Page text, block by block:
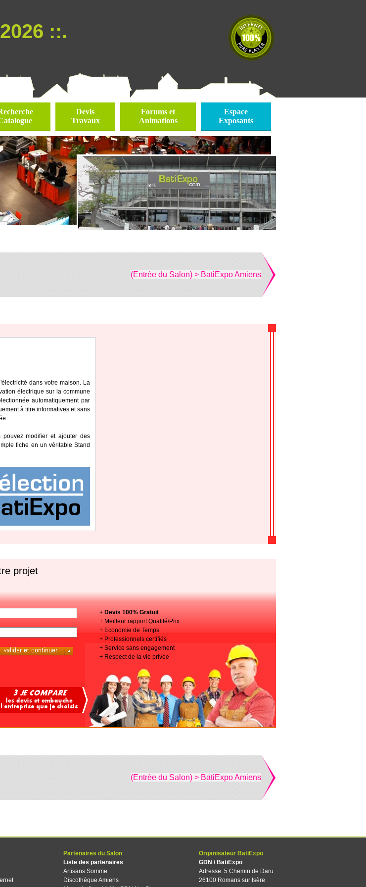
::.
Devis
Travaux
Forums et
Animations
Espace
Exposants
(Entrée du Salon) > BatiExpo Amiens
dans votre maison. La
électrique sur la commune
automatiquement par
à titre informatives et sans
modifier et ajouter des
fiche en un véritable Stand
projet
+ Devis 100% Gratuit
+ Meilleur rapport Qualité/Prix
+ Economie de Temps
+ Professionnels certifiés
+ Service sans engagement
+ Respect de la vie privée
(Entrée du Salon) > BatiExpo Amiens
Partenaires du Salon
Liste des partenaires
Artisans Somme
Discothèque Amiens
Organisateur BatiExpo
GDN / BatiExpo
Adresse: 5 Chemin de Daru
26100 Romans sur Isère